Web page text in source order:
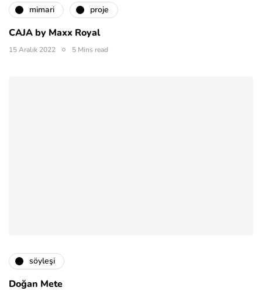
mimari proje
CAJA by Maxx Royal
15 Aralık 2022 5 Mins read
söyleşi
Doğan Mete